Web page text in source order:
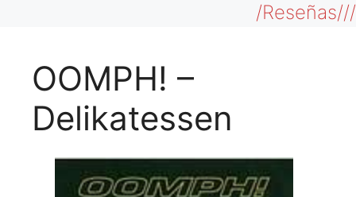
/Reseñas///
OOMPH! –
Delikatessen